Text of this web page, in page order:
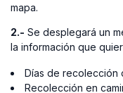
mapa.
2.- Se desplegará un
la información que
Días de recolección
Recolección en